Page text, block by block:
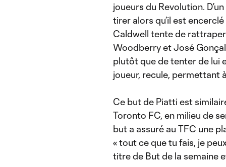
joueurs du Revolution.
tirer alors qu’il est
Caldwell tente de
Woodberry et José
plutôt que de tenter de lui
joueur, recule, permettant
Ce but de Piatti est
Toronto FC, en milieu de
but a assuré au TFC une
« tout ce que tu fais, je
titre de But de la semaine